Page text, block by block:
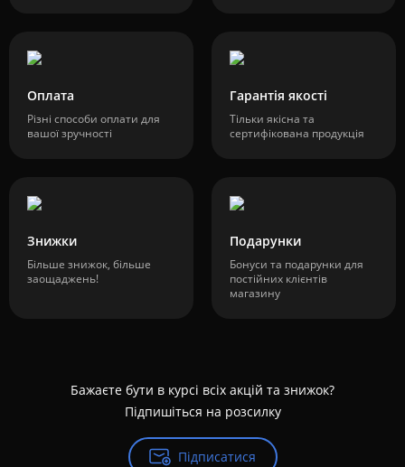
Оплата
Різні способи оплати для
вашої зручності
Гарантія якості
Тільки якісна та
сертифікована продукція
Знижки
Більше знижок, більше
заощаджень!
Подарунки
Бонуси та подарунки для
постійних клієнтів
магазину
Бажаєте бути в курсі всіх акцій та знижок?
Підпишіться на розсилку
Підписатися